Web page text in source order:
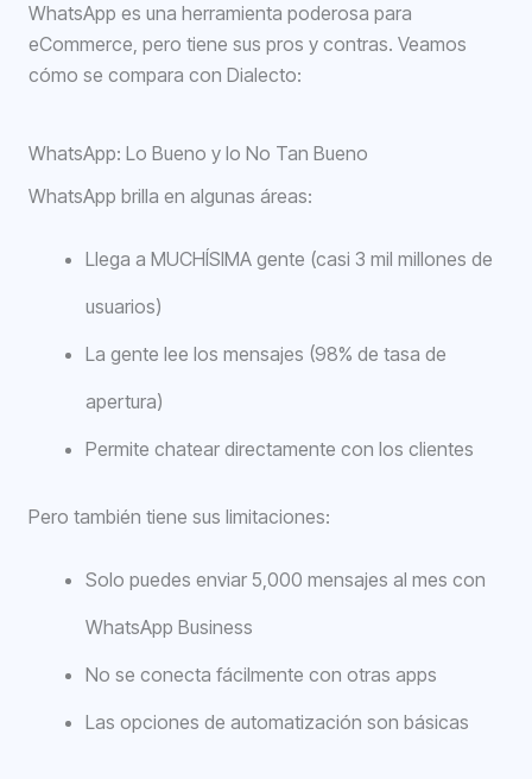
WhatsApp es una herramienta poderosa para
eCommerce, pero tiene sus pros y contras. Veamos
cómo se compara con Dialecto:
WhatsApp: Lo Bueno y lo No Tan Bueno
WhatsApp brilla en algunas áreas:
Llega a MUCHÍSIMA gente (casi 3 mil millones de
usuarios)
La gente lee los mensajes (98% de tasa de
apertura)
Permite chatear directamente con los clientes
Pero también tiene sus limitaciones:
Solo puedes enviar 5,000 mensajes al mes con
WhatsApp Business
No se conecta fácilmente con otras apps
Las opciones de automatización son básicas